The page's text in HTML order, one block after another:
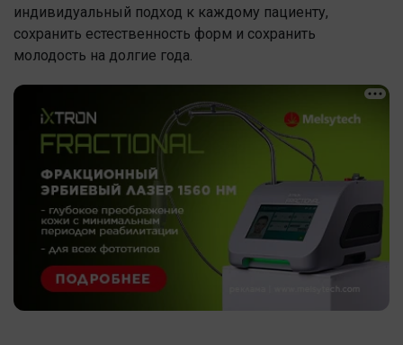
индивидуальный подход к каждому пациенту,
сохранить естественность форм и сохранить
молодость на долгие года.